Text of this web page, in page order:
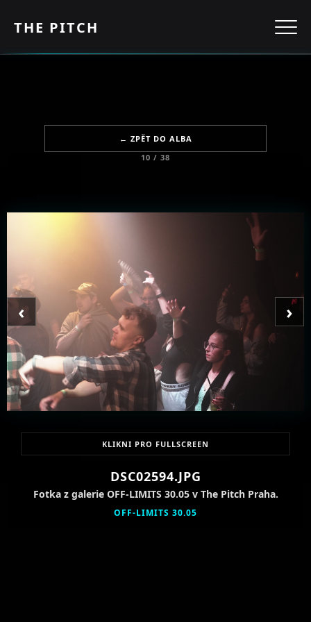
THE PITCH
← ZPĚT DO ALBA
10 / 38
‹ ›
KLIKNI PRO FULLSCREEN
DSC02594.JPG
Fotka z galerie OFF-LIMITS 30.05 v The Pitch Praha.
OFF-LIMITS 30.05